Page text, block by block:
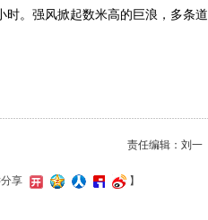
。强风掀起数米高的巨浪，多条道
责任编辑：刘一
分享 】